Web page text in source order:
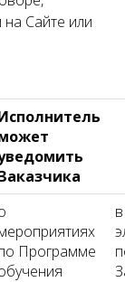
на Сайте или
Программе